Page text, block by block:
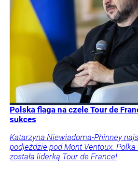
Polska flaga na czele Tour de
sukces
Katarzyna Niewiadoma-Phinney
podjeździe pod Mont Ventoux. Polka
została liderką Tour de France!